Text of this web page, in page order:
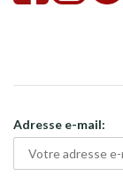
Adresse e-mail: